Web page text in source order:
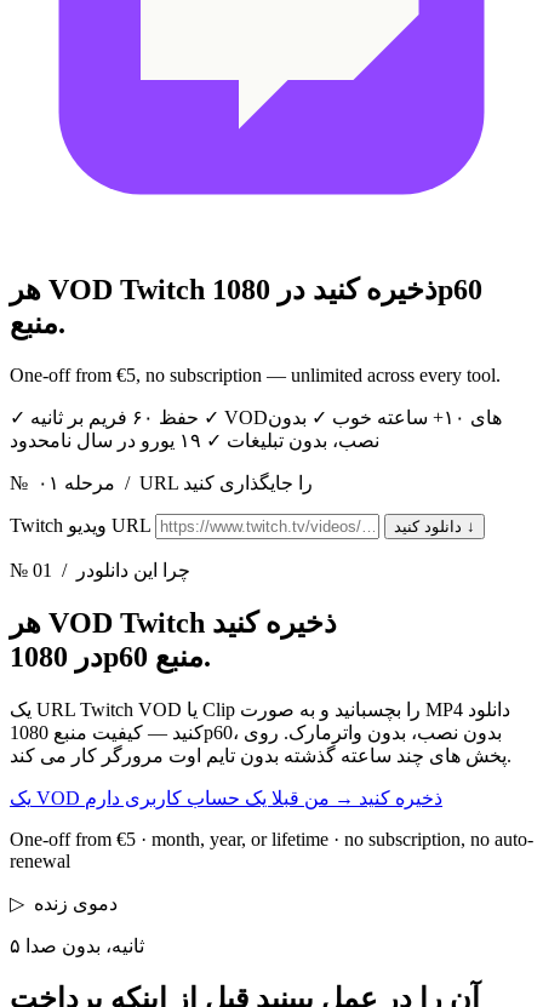
هر VOD Twitch ذخیره کنید
در 1080p60
منبع.
One-off from €5, no subscription — unlimited across every tool.
✓ حفظ ۶۰ فریم بر ثانیه ✓ VODهای ۱۰+ ساعته خوب ✓ بدون
نصب، بدون تبلیغات ✓
№ مرحله ۰۱ / URL را جایگذاری کنید
Twitch ویدیو URL دانلود کنید ↓
№ 01 / چرا این دانلودر
هر VOD Twitch ذخیره کنید
در 1080p60 منبع.
یک URL Twitch VOD یا Clip را بچسبانید و به صورت MP4 دانلود
کنید — کیفیت منبع 1080p60، بدون نصب، بدون واترمارک. روی
پخش های چند ساعته گذشته بدون تایم اوت مرورگر کار می کند.
یک VOD ذخیره کنید → من قبلا یک حساب کاربری دارم
One-off from €5 · month, year, or lifetime · no subscription, no auto-
renewal
▷ دموی زنده
۵ ثانیه، بدون صدا
آن را در عمل ببینید قبل از اینکه پرداخت